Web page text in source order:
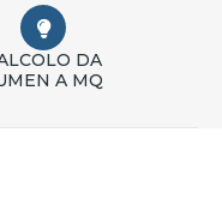
DA
A MQ